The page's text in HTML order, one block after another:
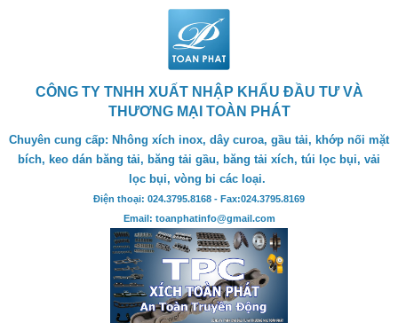
CÔNG TY TNHH XUẤT NHẬP KHẨU ĐẦU TƯ VÀ
THƯƠNG MẠI TOÀN PHÁT
Chuyên cung cấp: Nhông xích inox, dây curoa, gầu tải, khớp nối mặt
bích, keo dán băng tải, băng tải gầu, băng tải xích, túi lọc bụi, vải
lọc bụi, vòng bi các loại.
Điện thoại: 024.3795.8168 - Fax:024.3795.8169
Email: toanphatinfo@gmail.com